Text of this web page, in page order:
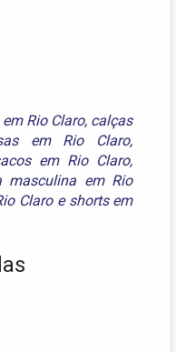
Rio Claro, calças
em Rio Claro,
em Rio Claro,
masculina em Rio
Claroe shorts em